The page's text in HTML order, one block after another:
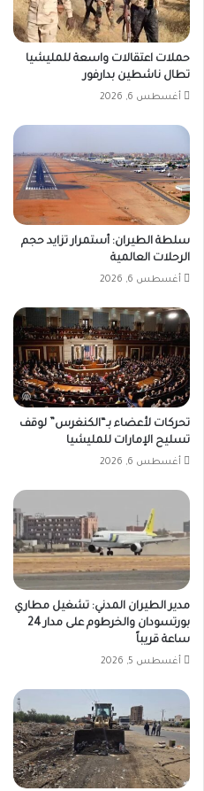
حملات اعتقالات واسعة للمليشيا
تطال ناشطين بدارفور
أغسطس 6, 2026
سلطة الطيران: أستمرار تزايد حجم
الرحلات العالمية
أغسطس 6, 2026
تحركات لأعضاء بـ“الكنغرس” لوقف
تسليح الإمارات للمليشيا
أغسطس 6, 2026
مدير الطيران المدني: تشغيل مطاري
بورتسودان والخرطوم على مدار 24
ساعة قريباً
أغسطس 5, 2026